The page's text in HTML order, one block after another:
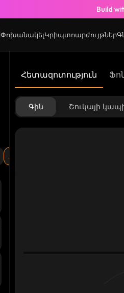
Build
ՓոխանակելԿրիպտոարժույթներ
Հետազոտություն
Գին Շուկայի